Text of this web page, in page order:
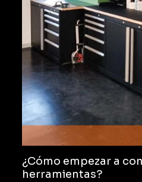
¿Cómo empezar a
herramientas?